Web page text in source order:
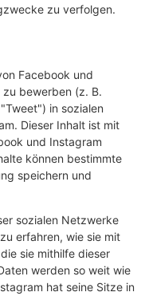
zu verfolgen.
Facebook und
bewerben (z. B.
in sozialen
Dieser Inhalt ist mit
und Instagram
können bestimmte
speichern und
sozialen Netzwerke
erfahren, wie sie mit
sie mithilfe dieser
werden so weit wie
hat seine Sitze in